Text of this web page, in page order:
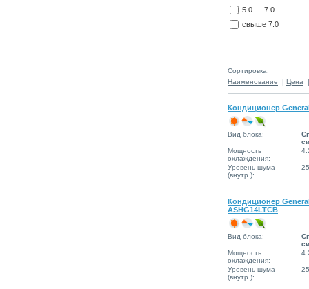
5.0 — 7.0
свыше 7.0
Сортировка:
Наименование | Цена
Кондиционер
Вид блока:
Мощность
охлаждения:
Уровень шума
(внутр.):
Кондиционер
ASHG14LTCB
Вид блока:
Мощность
охлаждения:
Уровень шума
(внутр.):